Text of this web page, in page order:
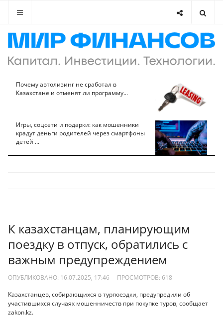
Почему автолизинг не сработал в
Казахстане и отменят ли программу...
Игры, соцсети и подарки: как мошенники
крадут деньги родителей через смартфоны
детей ...
К казахстанцам, планирующим
поездку в отпуск, обратились с
важным предупреждением
ОПУБЛИКОВАНО: 16.07.2025, 17:46 ПРОСМОТРОВ: 618
Казахстанцев, собирающихся в турпоездки, предупредили об
участившихся случаях мошенничеств при покупке туров, сообщает
zakon.kz.